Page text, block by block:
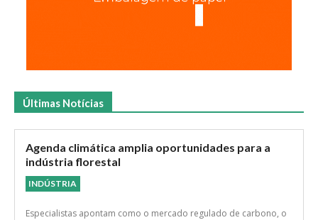
Últimas Notícias
Agenda climática amplia oportunidades para a
indústria florestal
INDÚSTRIA
Especialistas apontam como o mercado regulado de carbono, o